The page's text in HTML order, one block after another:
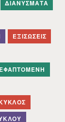
ΔΙΑΝΎΣΜΑΤΑ
ΕΞΙΣΏΣΕΙΣ
ΕΦΑΠΤΟΜΈΝΗ